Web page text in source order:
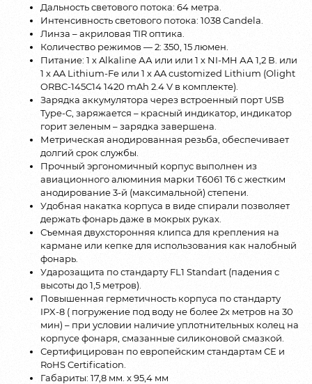
Дальность светового потока: 64 метра.
Интенсивность светового потока: 1038 Candela.
Линза – акриловая TIR оптика.
Количество режимов — 2: 350, 15 люмен.
Питание: 1 х Alkaline АА или или 1 х NI-MH АА 1,2 В. или
1 х AA Lithium-Fe или 1 х AA customized Lithium (Olight
ORBC-145C14 1420 mAh 2.4 V в комплекте).
Зарядка аккумулятора через встроенный порт USB
Type-C, заряжается – красный индикатор, индикатор
горит зеленым – зарядка завершена.
Метрическая анодированная резьба, обеспечивает
долгий срок службы.
Прочный эргономичный корпус выполнен из
авиационного алюминия марки Т6061 T6 с жестким
анодирование 3-й (максимальной) степени.
Удобная накатка корпуса в виде спирали позволяет
держать фонарь даже в мокрых руках.
Съемная двухсторонняя клипса для крепления на
кармане или кепке для использования как налобный
фонарь.
Ударозащита по стандарту FL1 Standart (падения с
высоты до 1,5 метров).
Повышенная герметичность корпуса по стандарту
IPX-8 ( погружение под воду не более 2х метров на 30
мин) – при условии наличие уплотнительных колец на
корпусе фонаря, смазанные силиконовой смазкой.
Сертифицирован по европейским стандартам CE и
RoHS Certification.
Габариты: 17,8 мм. x 95,4 мм